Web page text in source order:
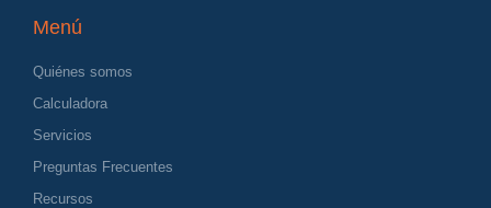
Menú
Quiénes somos
Calculadora
Servicios
Preguntas Frecuentes
Recursos